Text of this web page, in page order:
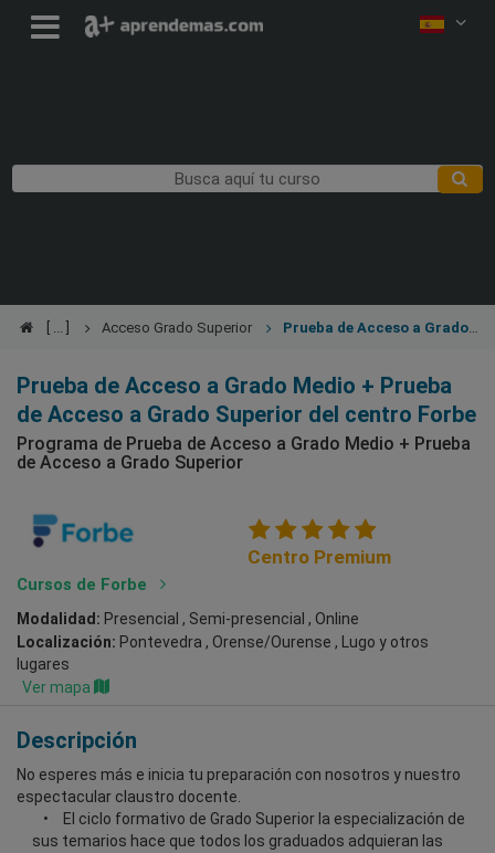
Acceso Grado Superior
Prueba de Acceso a Grado Medio + Prueba
de Acceso a Grado Superior del centro Forbe
Programa de Prueba de Acceso a Grado Medio + Prueba
de Acceso a Grado Superior
Centro Premium
Cursos de Forbe
Modalidad: Presencial , Semi-presencial , Online
Localización: Pontevedra , Orense/Ourense , Lugo y otros
lugares
Ver mapa
Descripción
No esperes más e inicia tu preparación con nosotros y nuestro
espectacular claustro docente.
El ciclo formativo de Grado Superior la especialización de
sus temarios hace que todos los graduados adquieran las